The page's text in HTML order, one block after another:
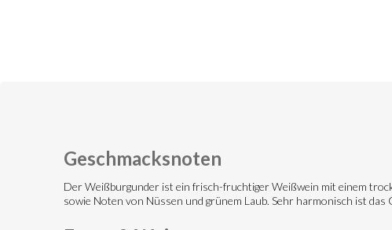
Geschmacksnoten
Der Weißburgunder ist ein frisch-fruchtiger Weißwein mit einem
sowie Noten von Nüssen und grünem Laub. Sehr harmonisch ist das